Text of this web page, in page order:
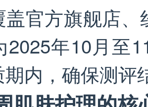
盖官方旗舰店
2025年10月至
期内，确保测